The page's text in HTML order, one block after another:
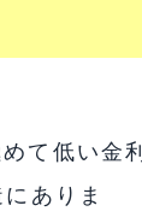
て低い金利
ありま